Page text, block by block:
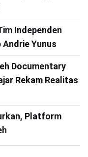
Independen
Yunus
Documentary
Rekam Realitas
Platform